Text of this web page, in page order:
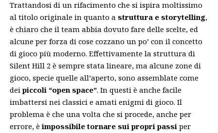
Trattandosi di un rifacimento che si ispira moltissimo
al titolo originale in quanto a struttura e storytelling,
è chiaro che il team abbia dovuto fare delle scelte, ed
alcune per forza di cose cozzano un po’ con il concetto
di gioco più moderno. Effettivamente la struttura di
Silent Hill 2 è sempre stata lineare, ma alcune zone di
gioco, specie quelle all’aperto, sono assemblate come
deipiccoli “open space”. In questi è anche facile
imbattersi nei classici e amati enigmi di gioco. Il
problema è che una volta che si procede, anche per
errore, èimpossibile tornare sui propri passi per